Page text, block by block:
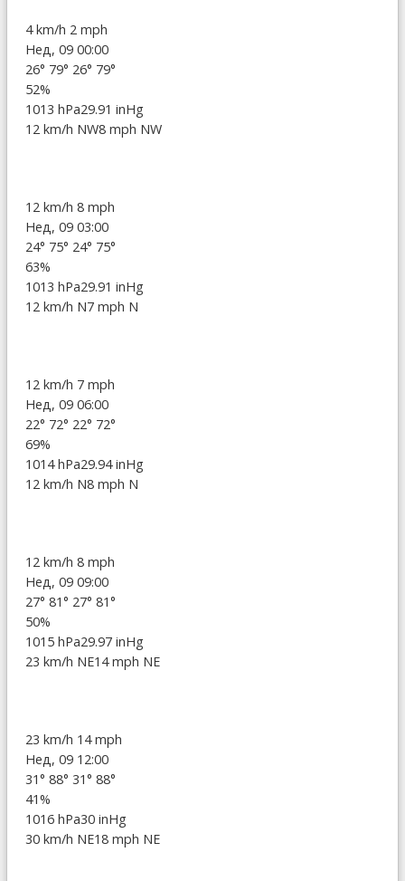
4 km/h 2 mph
Нед, 09 00:00
26° 79° 26° 79°
52%
1013 hPa29.91 inHg
12 km/h NW8 mph NW
12 km/h 8 mph
Нед, 09 03:00
24° 75° 24° 75°
63%
1013 hPa29.91 inHg
12 km/h N7 mph N
12 km/h 7 mph
Нед, 09 06:00
22° 72° 22° 72°
69%
1014 hPa29.94 inHg
12 km/h N8 mph N
12 km/h 8 mph
Нед, 09 09:00
27° 81° 27° 81°
50%
1015 hPa29.97 inHg
23 km/h NE14 mph NE
23 km/h 14 mph
Нед, 09 12:00
31° 88° 31° 88°
41%
1016 hPa30 inHg
30 km/h NE18 mph NE